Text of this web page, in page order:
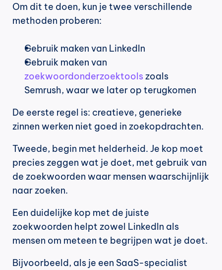
Om dit te doen, kun je twee verschillende
methoden proberen:
Gebruik maken van LinkedIn
zoekwoordonderzoektools zoals
Semrush, waar we later op terugkomen
De eerste regel is: creatieve, generieke
zinnen werken niet goed in zoekopdrachten.
Tweede, begin met helderheid. Je kop moet
precies zeggen wat je doet, met gebruik van
de zoekwoorden waar mensen waarschijnlijk
naar zoeken.
Een duidelijke kop met de juiste
zoekwoorden helpt zowel LinkedIn als
mensen om meteen te begrijpen wat je doet.
Bijvoorbeeld, als je een SaaS-specialist